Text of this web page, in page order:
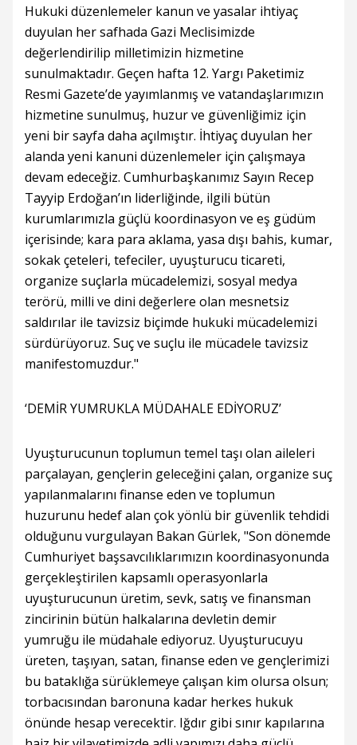
Hukuki düzenlemeler kanun ve yasalar ihtiyaç
duyulan her safhada Gazi Meclisimizde
değerlendirilip milletimizin hizmetine
sunulmaktadır. Geçen hafta 12. Yargı Paketimiz
Resmi Gazete’de yayımlanmış ve vatandaşlarımızın
hizmetine sunulmuş, huzur ve güvenliğimiz için
yeni bir sayfa daha açılmıştır. İhtiyaç duyulan her
alanda yeni kanuni düzenlemeler için çalışmaya
devam edeceğiz. Cumhurbaşkanımız Sayın Recep
Tayyip Erdoğan’ın liderliğinde, ilgili bütün
kurumlarımızla güçlü koordinasyon ve eş güdüm
içerisinde; kara para aklama, yasa dışı bahis, kumar,
sokak çeteleri, tefeciler, uyuşturucu ticareti,
organize suçlarla mücadelemizi, sosyal medya
terörü, milli ve dini değerlere olan mesnetsiz
saldırılar ile tavizsiz biçimde hukuki mücadelemizi
sürdürüyoruz. Suç ve suçlu ile mücadele tavizsiz
manifestomuzdur."
‘DEMİR YUMRUKLA MÜDAHALE EDİYORUZ’
Uyuşturucunun toplumun temel taşı olan aileleri
parçalayan, gençlerin geleceğini çalan, organize suç
yapılanmalarını finanse eden ve toplumun
huzurunu hedef alan çok yönlü bir güvenlik tehdidi
olduğunu vurgulayan Bakan Gürlek, "Son dönemde
Cumhuriyet başsavcılıklarımızın koordinasyonunda
gerçekleştirilen kapsamlı operasyonlarla
uyuşturucunun üretim, sevk, satış ve finansman
zincirinin bütün halkalarına devletin demir
yumruğu ile müdahale ediyoruz. Uyuşturucuyu
üreten, taşıyan, satan, finanse eden ve gençlerimizi
bu bataklığa sürüklemeye çalışan kim olursa olsun;
torbacısından baronuna kadar herkes hukuk
önünde hesap verecektir. Iğdır gibi sınır kapılarına